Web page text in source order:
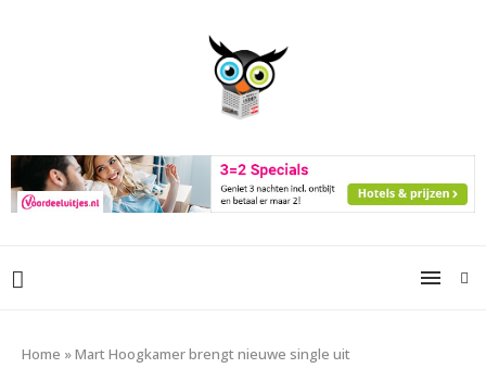
Home »Mart Hoogkamer brengt nieuwe single uit